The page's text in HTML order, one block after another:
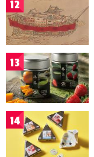
12
13
14